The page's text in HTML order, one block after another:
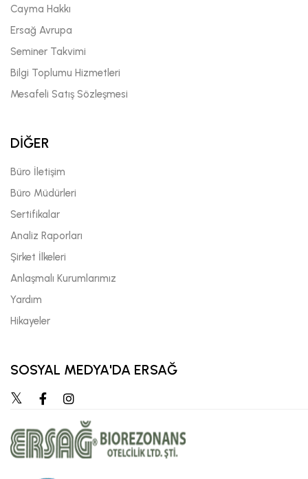
Cayma Hakkı
Ersağ Avrupa
Seminer Takvimi
Bilgi Toplumu Hizmetleri
Mesafeli Satış Sözleşmesi
DİĞER
Büro İletişim
Büro Müdürleri
Sertifikalar
Analiz Raporları
Şirket İlkeleri
Anlaşmalı Kurumlarımız
Yardım
Hikayeler
SOSYAL MEDYA'DA ERSAĞ